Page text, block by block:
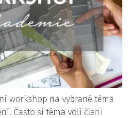
workshop na vybrané téma
Často si téma volí členi